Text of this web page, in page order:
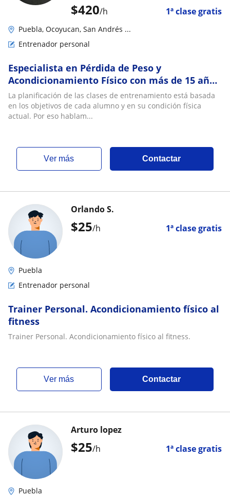
$420/h 1ª clase gratis
Puebla, Ocoyucan, San Andrés ...
Entrenador personal
Especialista en Pérdida de Peso y
Acondicionamiento Físico con más de 15 años
de experiencia profesional
La planificación de las clases de entrenamiento está basada
en los objetivos de cada alumno y en su condición física
actual. Por eso hablam...
ver más Contactar
$25/h 1ª clase gratis
Orlando S.
Puebla
Entrenador personal
Trainer Personal. Acondicionamiento físico al
fitness
Trainer Personal. Acondicionamiento físico al fitness.
ver más Contactar
$25/h 1ª clase gratis
Arturo lopez
Puebla